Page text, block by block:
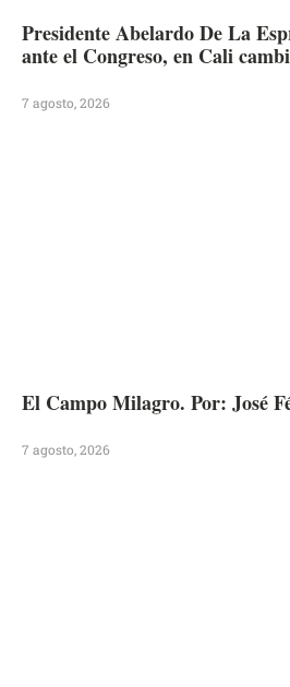
Presidente Abelardo De La
ante el Congreso, en Cali
7 agosto, 2026
El Campo Milagro. Por: José
7 agosto, 2026